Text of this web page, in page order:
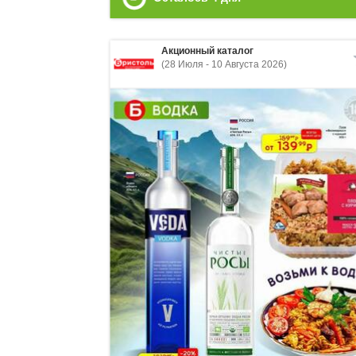
Акционный каталог
(28 Июля - 10 Августа 2026)